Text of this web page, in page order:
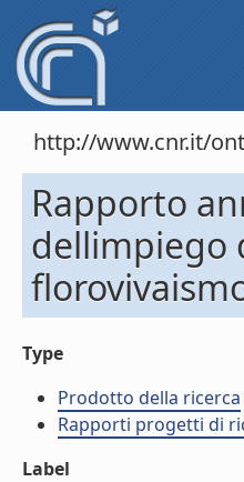
http://www.cnr.it/
Rapporto
Type
Prodotto della ricerca
Rapporti progetti di
Label